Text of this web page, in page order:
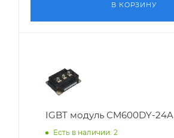
В КОРЗИНУ
IGBT модуль CM600DY-24A
Есть в наличии: 2